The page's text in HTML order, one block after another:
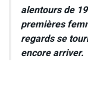
alentours de
premières
regards se
encore arriver.